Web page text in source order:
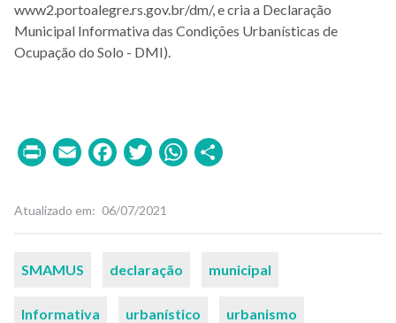
www2.portoalegre.rs.gov.br/dm/, e cria a Declaração
Municipal Informativa das Condições Urbanísticas de
Ocupação do Solo - DMI).
PrintEmailFacebook
TwitterWhatsApp
Atualizado em 06/07/2021
Palavras-
SMAMUS declaração municipal
Informativa urbanístico urbanismo